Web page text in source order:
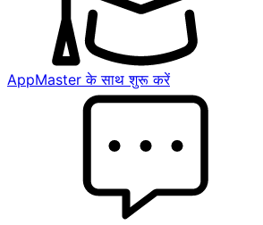
AppMaster के साथ शुरू करें